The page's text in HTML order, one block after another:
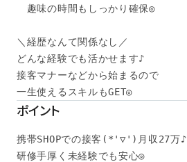
趣味の時間もしっかり確保◎
＼経歴なんて関係なし／
どんな経験でも活かせます♪
接客マナーなどから始まるので
一生使えるスキルもGET◎
ポイント
携帯SHOPでの接客(*'▽')月収27万♪
研修手厚く未経験でも安心◎